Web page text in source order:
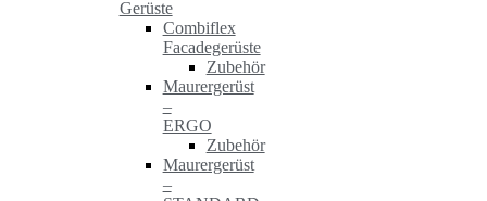
Gerüste
Combiflex
Facadegerüste
Zubehör
Maurergerüst
–
ERGO
Zubehör
Maurergerüst
–